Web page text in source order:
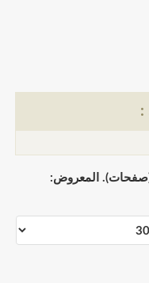
:
في 0 صفحة(صفحات). المعروض: